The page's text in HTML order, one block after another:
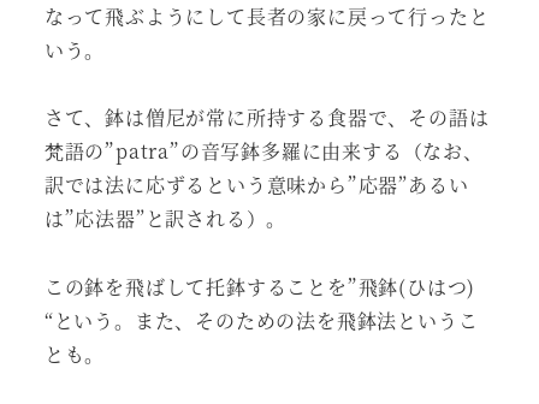
なって飛ぶようにして長者の家に戻って行ったと
いう。
さて、鉢は僧尼が常に所持する食器で、その語は
梵語の”patra”の音写鉢多羅に由来する（なお、
訳では法に応ずるという意味から”応器”あるい
は”応法器”と訳される）。
この鉢を飛ばして托鉢することを”飛鉢(ひはつ)
“という。また、そのための法を飛鉢法というこ
とも。